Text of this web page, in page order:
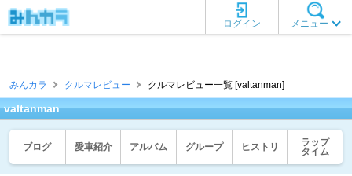
メニュー
ログイン
みんカラ クルマレビュー クルマレビュー一覧 [valtanman]
valtanman
ブログ 愛車紹介 アルバム グループ ヒストリ
ラップ
タイム